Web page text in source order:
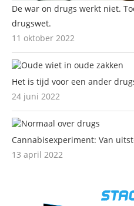
De war on drugs werkt niet.
drugswet.
11 oktober 2022
Het is tijd voor een ander
24 juni 2022
Cannabisexperiment: Van
13 april 2022